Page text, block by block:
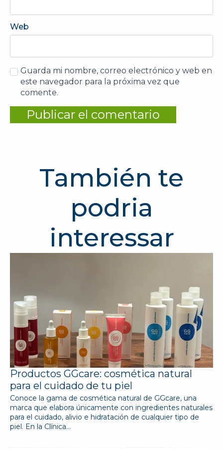
Web
Guarda mi nombre, correo electrónico y web en
este navegador para la próxima vez que
comente.
También te
podria
interessar
Productos GGcare: cosmética natural
para el cuidado de tu piel
Conoce la gama de cosmética natural de GGcare, una
marca que elabora únicamente con ingredientes naturales
para el cuidado, alivio e hidratación de cualquier tipo de
piel. En la Clínica…